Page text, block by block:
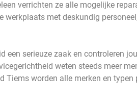
verrichten ze alle mogelijke
werkplaats met deskundig
een serieuze zaak en controleren
weten steeds meer
Tiems worden alle merken en typen